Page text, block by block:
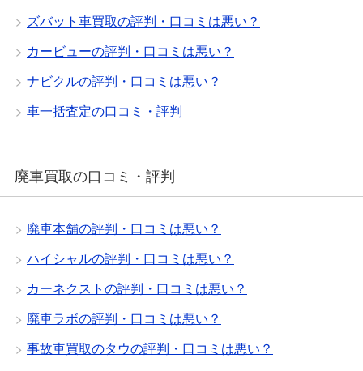
ズバット車買取の評判・口コミは悪い？
カービューの評判・口コミは悪い？
ナビクルの評判・口コミは悪い？
車一括査定の口コミ・評判
廃車買取の口コミ・評判
廃車本舗の評判・口コミは悪い？
ハイシャルの評判・口コミは悪い？
カーネクストの評判・口コミは悪い？
廃車ラボの評判・口コミは悪い？
事故車買取のタウの評判・口コミは悪い？